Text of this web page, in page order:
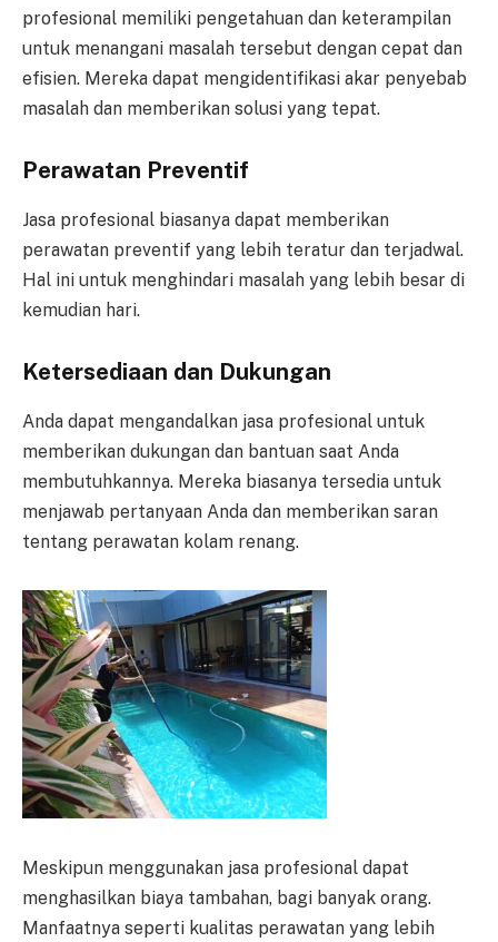
profesional memiliki pengetahuan dan keterampilan
untuk menangani masalah tersebut dengan cepat dan
efisien. Mereka dapat mengidentifikasi akar penyebab
masalah dan memberikan solusi yang tepat.
Perawatan Preventif
Jasa profesional biasanya dapat memberikan
perawatan preventif yang lebih teratur dan terjadwal.
Hal ini untuk menghindari masalah yang lebih besar di
kemudian hari.
Ketersediaan dan Dukungan
Anda dapat mengandalkan jasa profesional untuk
memberikan dukungan dan bantuan saat Anda
membutuhkannya. Mereka biasanya tersedia untuk
menjawab pertanyaan Anda dan memberikan saran
tentang perawatan kolam renang.
Meskipun menggunakan jasa profesional dapat
menghasilkan biaya tambahan, bagi banyak orang.
Manfaatnya seperti kualitas perawatan yang lebih